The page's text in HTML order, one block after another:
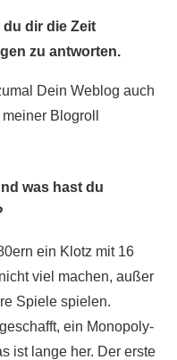
du dir die Zeit
zu antworten.
Dein Weblog auch
Blogroll
was hast du
ein Klotz mit 16
viel machen, außer
Spiele spielen.
ein Monopoly-
ist lange her. Der erste